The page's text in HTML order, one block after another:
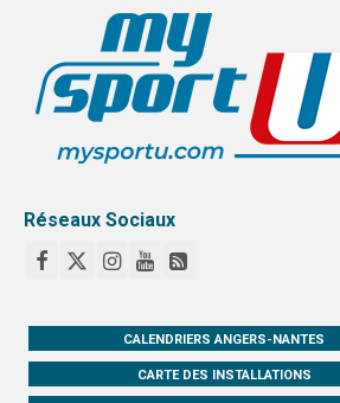
Réseaux Sociaux
CALENDRIERS ANGERS-NANTES
CARTE DES INSTALLATIONS